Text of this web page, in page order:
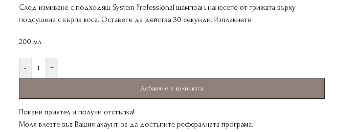
След измиване с подходящ System Professional шампоан, нанесете от грижата върху
подсушена с кърпа коса. Оставете да действа 30 секунди. Изплакнете.
200 мл
- +
Добавяне в количката
Покани приятел и получи отстъпка!
Моля влезте във Вашия акаунт, за да достъпите рефералната програма.